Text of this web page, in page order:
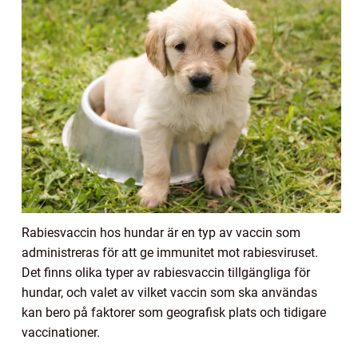
Rabiesvaccin hos hundar är en typ av vaccin som
administreras för att ge immunitet mot rabiesviruset.
Det finns olika typer av rabiesvaccin tillgängliga för
hundar, och valet av vilket vaccin som ska användas
kan bero på faktorer som geografisk plats och tidigare
vaccinationer.